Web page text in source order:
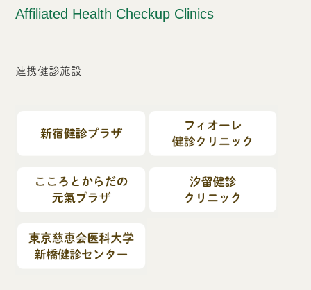
Affiliated Health Checkup Clinics
連携健診施設